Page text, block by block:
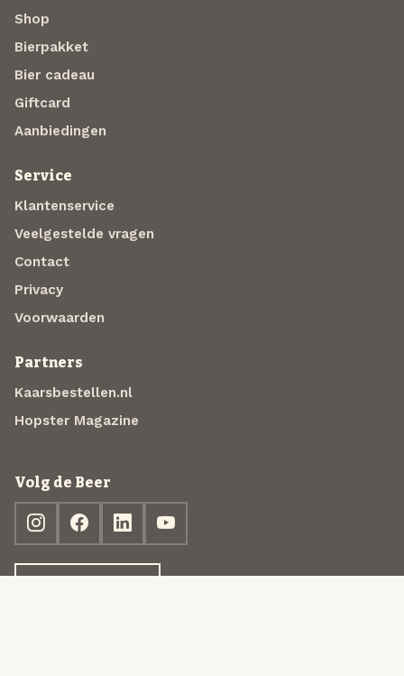
Shop
Bierpakket
Bier cadeau
Giftcard
Aanbiedingen
Service
Klantenservice
Veelgestelde vragen
Contact
Privacy
Voorwaarden
Partners
Kaarsbestellen.nl
Hopster Magazine
Volg de Beer